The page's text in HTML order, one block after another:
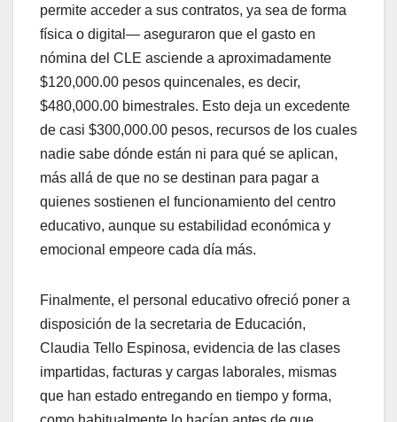
permite acceder a sus contratos, ya sea de forma
física o digital— aseguraron que el gasto en
nómina del CLE asciende a aproximadamente
$120,000.00 pesos quincenales, es decir,
$480,000.00 bimestrales. Esto deja un excedente
de casi $300,000.00 pesos, recursos de los cuales
nadie sabe dónde están ni para qué se aplican,
más allá de que no se destinan para pagar a
quienes sostienen el funcionamiento del centro
educativo, aunque su estabilidad económica y
emocional empeore cada día más.
Finalmente, el personal educativo ofreció poner a
disposición de la secretaria de Educación,
Claudia Tello Espinosa, evidencia de las clases
impartidas, facturas y cargas laborales, mismas
que han estado entregando en tiempo y forma,